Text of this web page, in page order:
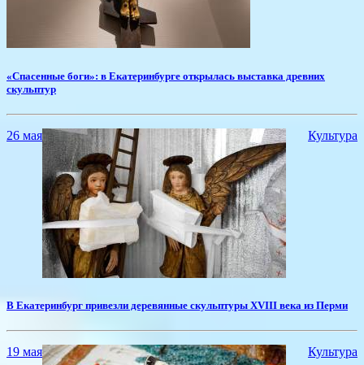
«Спасенные боги»: в Екатеринбурге открылась выставка древних
скульптур
26 мая Культура
​В Екатеринбург привезли деревянные скульптуры XVIII века из Перми
19 мая Культура